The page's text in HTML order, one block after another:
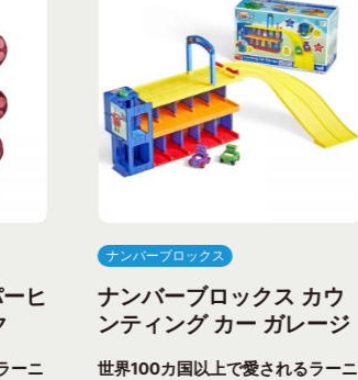
ヒ
ーニ
ナンバーブロックス
ナンバーブロックス カウ
ンティング カー ガレージ
世界100カ国以上で愛されるラーニ